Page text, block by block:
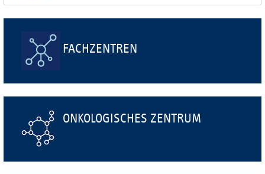
FACHZENTREN
ONKOLOGISCHES ZENTRUM